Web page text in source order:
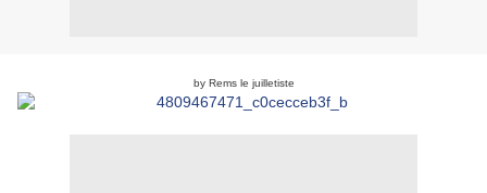
by Rems le juilletiste